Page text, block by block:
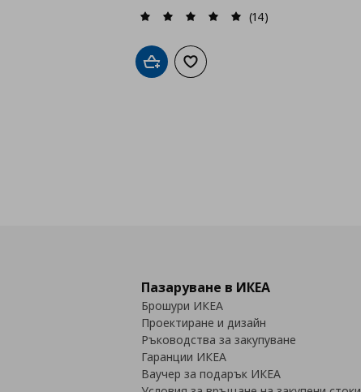
(14)
Добави в кошницата
Добави към списъка с любими
Пазаруване в ИКЕА
Брошури ИКЕА
Проектиране и дизайн
Ръководства за закупуване
Гаранции ИКЕА
Ваучер за подарък ИКЕА